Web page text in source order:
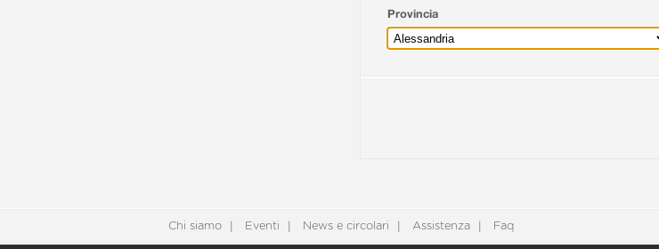
Provincia
Chi siamo Eventi News e circolari Assistenza Faq